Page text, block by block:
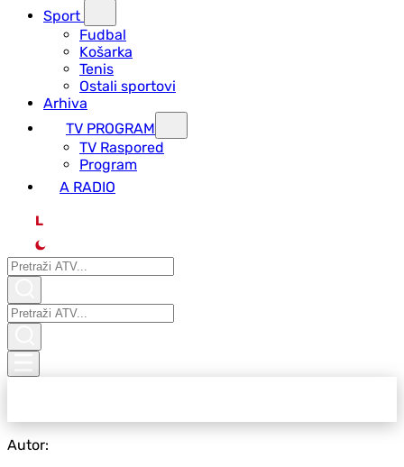
Sport
Fudbal
Košarka
Tenis
Ostali sportovi
Arhiva
TV PROGRAM
ТV Raspored
Program
A RADIO
L
Autor: